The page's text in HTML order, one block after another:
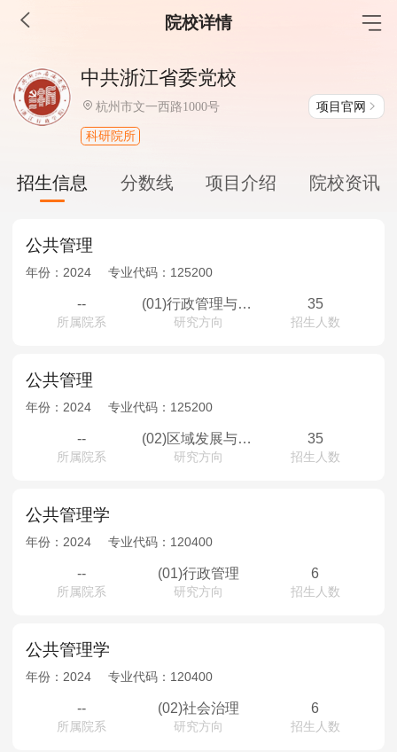
院校详情
MBA工商管理
院校库 考试报名 招生政策
报名流程
报考经验
MEM工程管理
考试真题
报考经验
院校库 考试报名 招生政策
报名流程
MPAcc会计专硕
考试报名 招生政策 学制学费
报名流程
考试真题
报考经验 招生简章
MTA旅游管理
院校库 考试报名 招生政策
招生简章
中共浙江省委党校
杭州市文一西路1000号 项目官网
科研院所
招生信息 分数线 项目介绍 院校资讯
公共管理
年份： 2024 专业代码： 125200
--
所属院系
(01)行政管理与地方治理创新
研究方向
35
招生人数
公共管理
年份： 2024 专业代码： 125200
--
所属院系
(02)区域发展与城市经济管理
研究方向
35
招生人数
公共管理学
年份： 2024 专业代码： 120400
--
所属院系
(01)行政管理
研究方向
6
招生人数
公共管理学
年份： 2024 专业代码： 120400
--
所属院系
(02)社会治理
研究方向
6
招生人数